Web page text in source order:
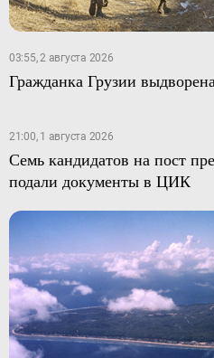
03:55, 2 августа 2026
Гражданка Грузии
21:00, 1 августа 2026
Семь кандидатов на пост
подали документы в ЦИК